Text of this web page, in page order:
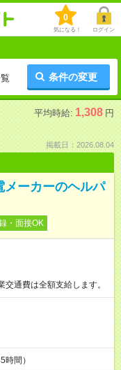
0
気になる！ ログイン
条件の変更
平均時給: 1,308 円
掲載日：2026.08.04
メーカーのヘルパ
・面接OK
通費は全額支給します。
間）